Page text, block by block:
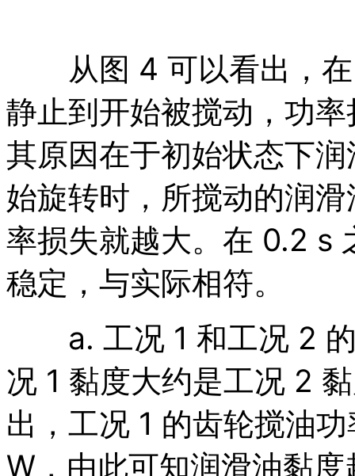
从图 4 可以看出，在
静止到开始被搅动，功
其原因在于初始状态下
始旋转时，所搅动的润
率损失就越大。在 0.2 s
稳定，与实际相符。
a. 工况 1 和工况 2 的
况 1 黏度大约是工况 2
出，工况 1 的齿轮搅油
W，由此可知润滑油黏